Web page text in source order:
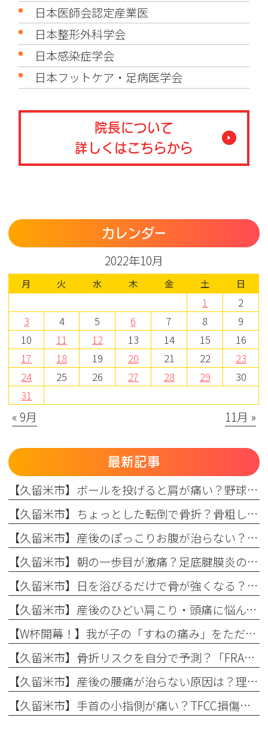
日本医師会認定産業医
日本整形外科学会
日本感染症学会
日本フットケア・足病医学会
院長について
詳しくはこちらから
カレンダー
2022年10月
月 火 水 木 金 土 日
1
2
3
4 5 6 7 8
9
10
11 12 13 14 15
16
17
18 19 20 21 22
23
24
25 26 27 28 29
30
31
« 9月 11月 »
最新記事
【久留米市】ボールを投げると肩が痛い？野球肩の原因・症状とまつもと整形外科のリハビリ
【久留米市】ちょっとした転倒で骨折？骨粗しょう症と転倒予防の関係を理学療法士が解説！
【久留米市】産後のぽっこりお腹が治らない？原因と理学療法士が教える改善リハビリ
【久留米市】朝の一歩目が激痛？足底腱膜炎の原因・予防策と整形外科でのリハビリ治療を解説！
【久留米市】日を浴びるだけで骨が強くなる？骨粗しょう症予防に欠かせない日光浴の重要性とリハビリのコツ
【久留米市】産後のひどい肩こり・頭痛に悩んでいませんか？理学療法士が教える根本原因とリハビリの重要性
【W杯開幕！】我が子の「すねの痛み」をただの成長痛で終わらせない
【久留米市】骨折リスクを自分で予測？「FRAX」の仕組みとまつもと整形外科での活用法
【久留米市】産後の腰痛が治らない原因は？理学療法士が教える骨盤ケアとリハビリの重要性
【久留米市】手首の小指側が痛い？TFCC損傷（三角線維軟骨複合体損傷）の正しい治療法とリハビリについて